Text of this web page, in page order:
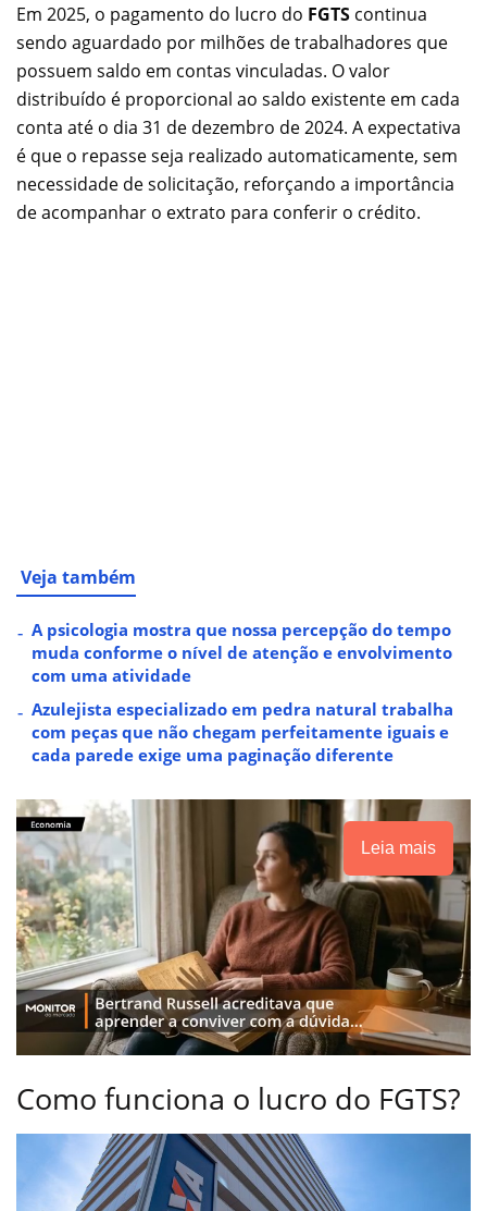
Em 2025, o pagamento do lucro do FGTS continua
sendo aguardado por milhões de trabalhadores que
possuem saldo em contas vinculadas. O valor
distribuído é proporcional ao saldo existente em cada
conta até o dia 31 de dezembro de 2024. A expectativa
é que o repasse seja realizado automaticamente, sem
necessidade de solicitação, reforçando a importância
de acompanhar o extrato para conferir o crédito.
Veja também
A psicologia mostra que nossa percepção do tempo
muda conforme o nível de atenção e envolvimento
com uma atividade
Azulejista especializado em pedra natural trabalha
com peças que não chegam perfeitamente iguais e
cada parede exige uma paginação diferente
Leia mais
Como funciona o lucro do FGTS?